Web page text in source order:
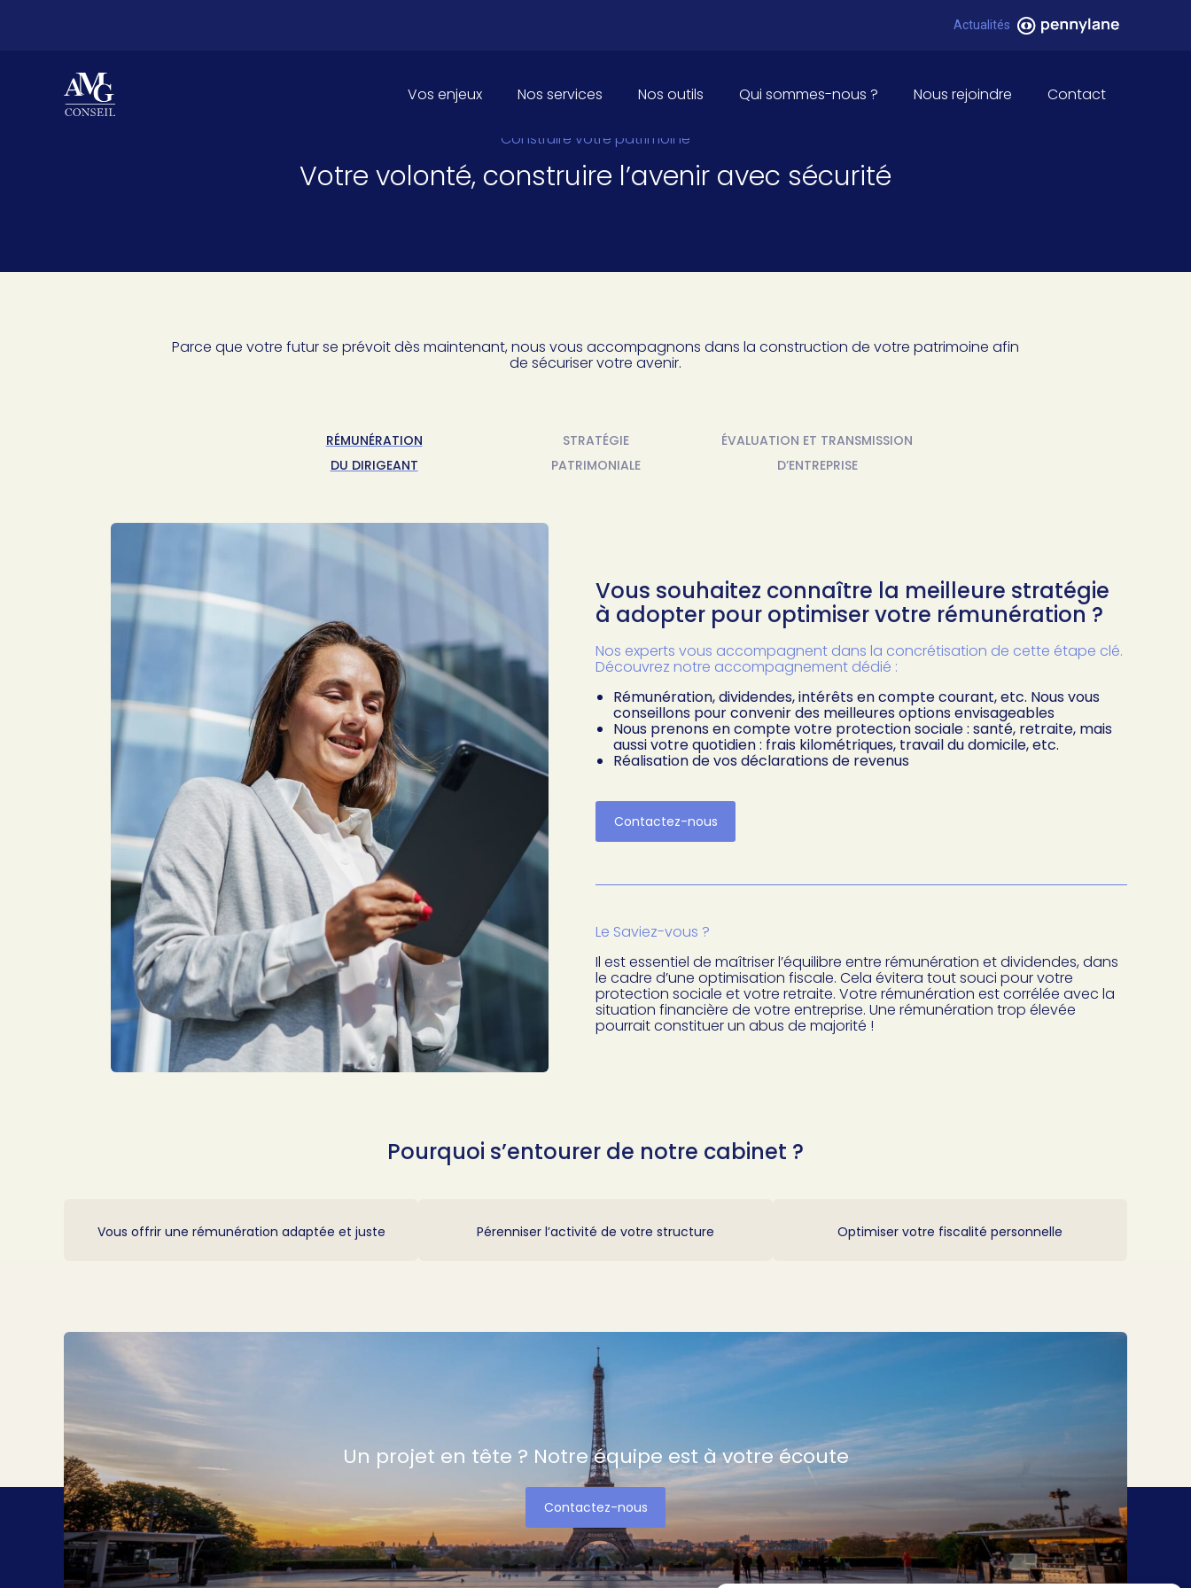
Actualités Pennylane
Aller
au
Vos enjeux Nos services Nos outils Qui sommes-nous ? Nous rejoindre Contact
Construire votre patrimoine
Votre volonté, construire l’avenir avec sécurité
Parce que votre futur se prévoit dès maintenant, nous vous accompagnons dans la construction de votre patrimoine afin
de sécuriser votre avenir.
RÉMUNÉRATION
DU DIRIGEANT
STRATÉGIE
PATRIMONIALE
ÉVALUATION ET TRANSMISSION
D’ENTREPRISE
Vous souhaitez connaître la meilleure stratégie
à adopter pour optimiser votre rémunération ?
Nos experts vous accompagnent dans la concrétisation de cette étape clé.
Découvrez notre accompagnement dédié :
Rémunération, dividendes, intérêts en compte courant, etc. Nous vous
conseillons pour convenir des meilleures options envisageables
Nous prenons en compte votre protection sociale : santé, retraite, mais
aussi votre quotidien : frais kilométriques, travail du domicile, etc.
Réalisation de vos déclarations de revenus
Contactez-nous
Le Saviez-vous ?
Il est essentiel de maîtriser l’équilibre entre rémunération et dividendes, dans
le cadre d’une optimisation fiscale. Cela évitera tout souci pour votre
protection sociale et votre retraite. Votre rémunération est corrélée avec la
situation financière de votre entreprise. Une rémunération trop élevée
pourrait constituer un abus de majorité !
Pourquoi s’entourer de notre cabinet ?
Vous offrir une rémunération adaptée et juste Pérenniser l’activité de votre structure Optimiser votre fiscalité personnelle
Un projet en tête ? Notre équipe est à votre écoute
Contactez-nous